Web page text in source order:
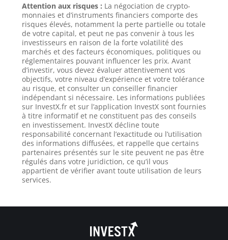
Attention aux risques : La négociation de crypto-
monnaies et d’instruments financiers comporte des
risques élevés, notamment la perte partielle ou totale
de votre capital, et peut ne pas convenir à tous les
investisseurs en raison de la forte volatilité des
marchés et des facteurs économiques, politiques ou
réglementaires pouvant influencer les prix. Avant
d’investir, vous devez évaluer attentivement vos
objectifs, votre niveau d’expérience et votre tolérance
au risque, et consulter un conseiller financier
indépendant si nécessaire. Les informations publiées
sur InvestX.fr et sur l’application InvestX sont fournies
à titre informatif et ne constituent pas des conseils
en investissement. InvestX décline toute
responsabilité concernant l’exactitude ou l’utilisation
des informations diffusées, et rappelle que certains
partenaires présentés sur le site peuvent ne pas être
régulés dans votre juridiction, ce qu’il vous
appartient de vérifier avant toute utilisation de leurs
services.